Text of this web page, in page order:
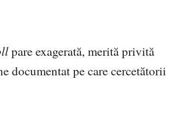
pare exagerată, merită privită
documentat pe care cercetătorii